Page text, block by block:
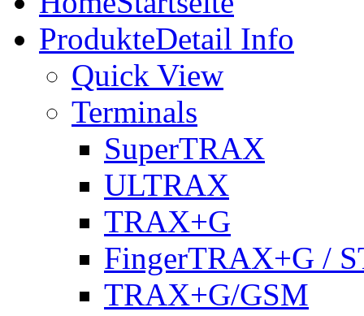
ProdukteDetail Info
Quick View
Terminals
SuperTRAX
ULTRAX
TRAX+G
FingerTRAX+G /
TRAX+G/GSM